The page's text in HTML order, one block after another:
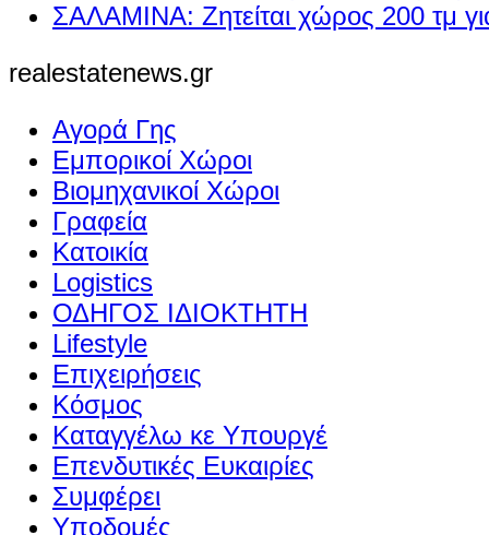
ΣΑΛΑΜΙΝΑ: Ζητείται χώρος 200 τμ
realestatenews.gr
Αγορά Γης
Εμπορικοί Χώροι
Βιομηχανικοί Χώροι
Γραφεία
Κατοικία
Logistics
ΟΔΗΓΟΣ ΙΔΙΟΚΤΗΤΗ
Lifestyle
Επιχειρήσεις
Κόσμος
Καταγγέλω κε Υπουργέ
Επενδυτικές Ευκαιρίες
Συμφέρει
Υποδομές